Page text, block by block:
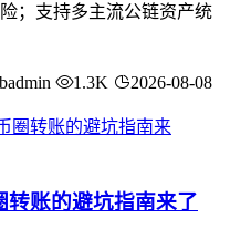
；支持多主流公链资产统
1.3K 2026-08-08
账的避坑指南来了